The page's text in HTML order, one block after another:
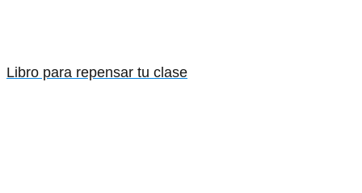
Libro para repensar tu clase